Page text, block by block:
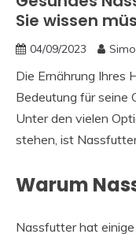
Sie wissen
04/09/2023
Die Ernährung Ihres
Bedeutung für seine
Unter den vielen
stehen, ist
Warum
Nassfutter hat